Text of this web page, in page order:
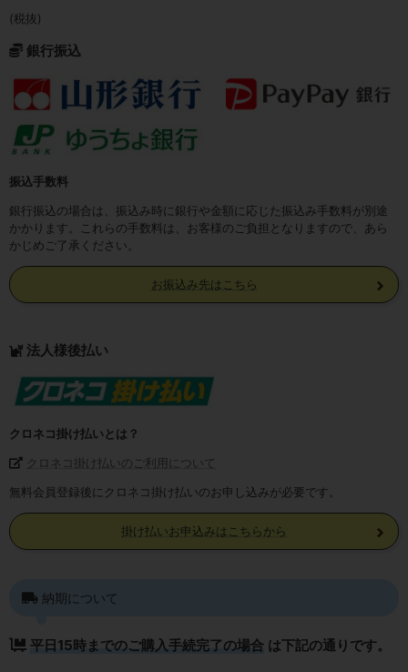
(税抜)
銀行振込
振込手数料
銀行振込の場合は、振込み時に銀行や金額に応じた振込み手数料が別途
かかります。これらの手数料は、お客様のご負担となりますので、あら
かじめご了承ください。
お振込み先はこちら
法人様後払い
クロネコ掛け払いとは？
クロネコ掛け払いのご利用について
無料会員登録後にクロネコ掛け払いのお申し込みが必要です。
掛け払いお申込みはこちらから
納期について
平日15時までのご購入手続完了の場合 は下記の通りです。